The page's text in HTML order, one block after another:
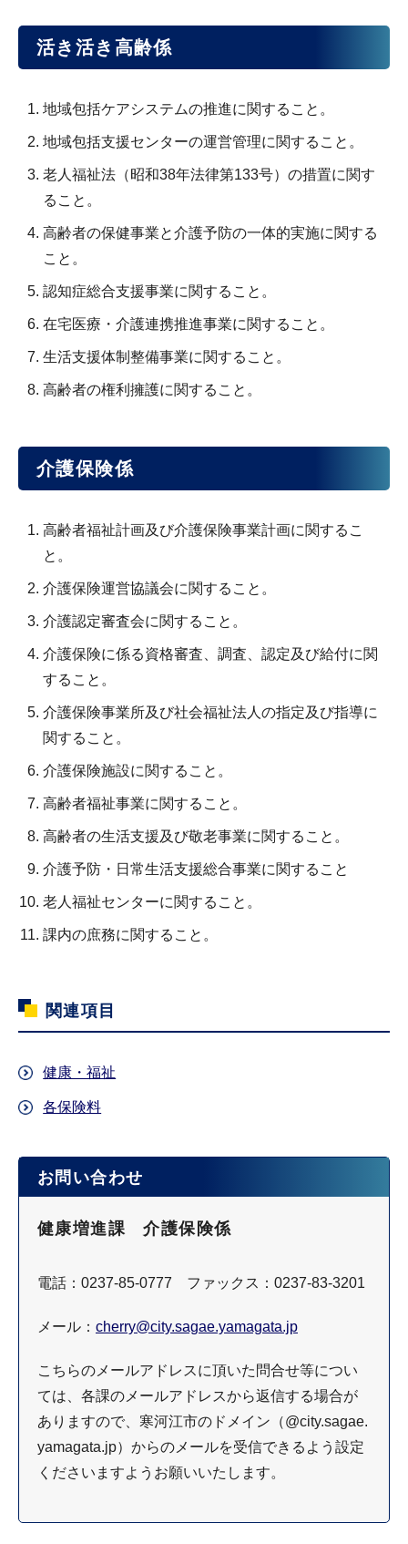
活き活き高齢係
地域包括ケアシステムの推進に関すること。
地域包括支援センターの運営管理に関すること。
老人福祉法（昭和38年法律第133号）の措置に関す
ること。
高齢者の保健事業と介護予防の一体的実施に関する
こと。
認知症総合支援事業に関すること。
在宅医療・介護連携推進事業に関すること。
生活支援体制整備事業に関すること。
高齢者の権利擁護に関すること。
介護保険係
高齢者福祉計画及び介護保険事業計画に関するこ
と。
介護保険運営協議会に関すること。
介護認定審査会に関すること。
介護保険に係る資格審査、調査、認定及び給付に関
すること。
介護保険事業所及び社会福祉法人の指定及び指導に
関すること。
介護保険施設に関すること。
高齢者福祉事業に関すること。
高齢者の生活支援及び敬老事業に関すること。
介護予防・日常生活支援総合事業に関すること
老人福祉センターに関すること。
課内の庶務に関すること。
関連項目
健康・福祉
各保険料
お問い合わせ
健康増進課 介護保険係
電話：0237-85-0777 ファックス：0237-83-3201
メール： cherry@city.sagae.yamagata.jp
こちらのメールアドレスに頂いた問合せ等につい
ては、各課のメールアドレスから返信する場合が
ありますので、寒河江市のドメイン（@city.sagae.
yamagata.jp）からのメールを受信できるよう設定
くださいますようお願いいたします。